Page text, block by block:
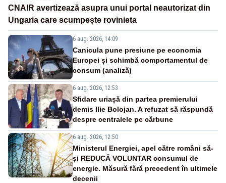
CNAIR avertizează asupra unui portal neautorizat din
Ungaria care scumpește rovinieta
6 aug. 2026, 14:09
Canicula pune presiune pe economia
Europei și schimbă comportamentul de
consum (analiză)
6 aug. 2026, 12:53
Sfidare uriașă din partea premierului
demis Ilie Bolojan. A refuzat să răspundă
despre centralele pe cărbune
6 aug. 2026, 12:50
Ministerul Energiei, apel către români să-
și REDUCĂ VOLUNTAR consumul de
energie. Măsură fără precedent în ultimele
decenii